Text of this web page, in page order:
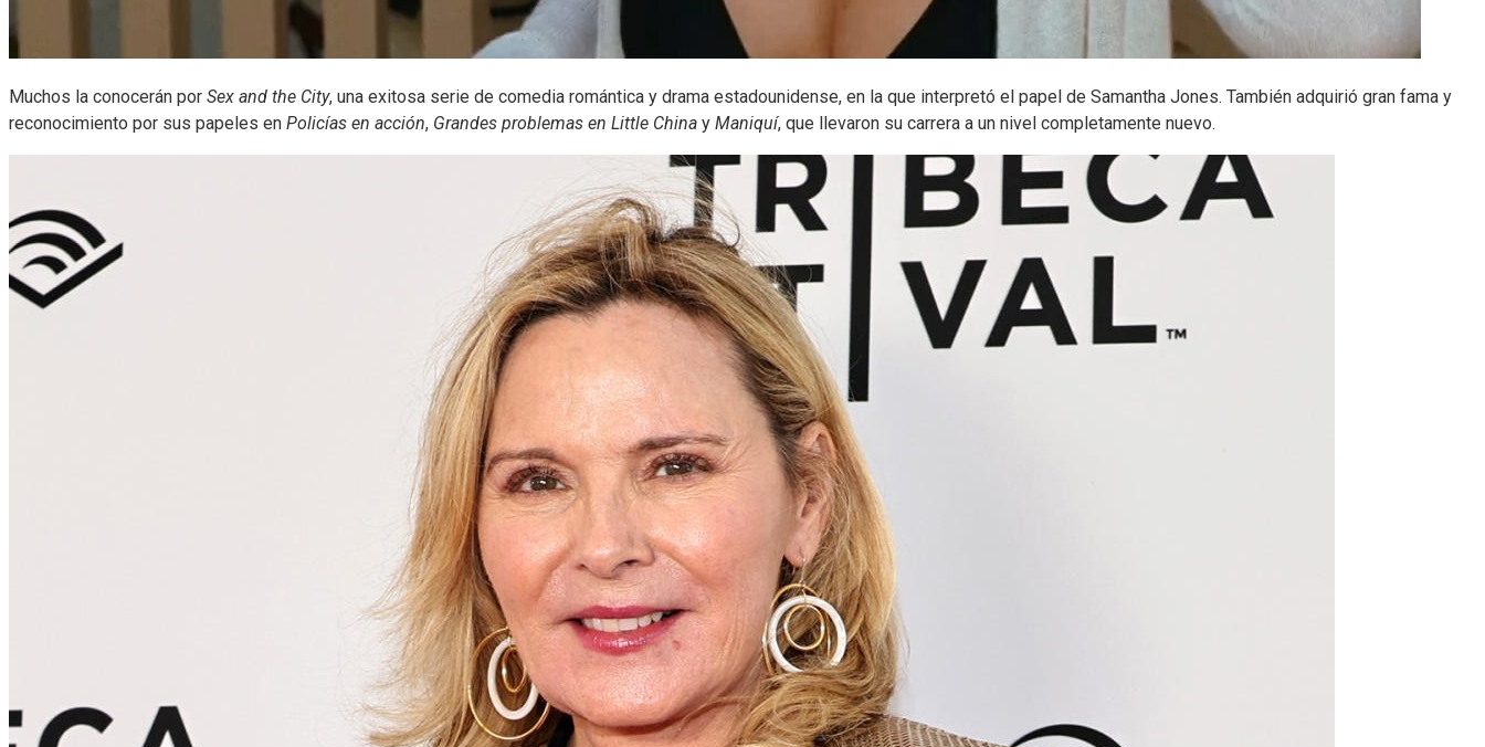
Muchos la conocerán por Sex and the City, una exitosa serie de comedia romántica y drama estadounidense, en la que interpretó el papel de Samantha Jones. También adquirió gran fama y
reconocimiento por sus papeles en Policías en acción, Grandes problemas en Little China y Maniquí, que llevaron su carrera a un nivel completamente nuevo.